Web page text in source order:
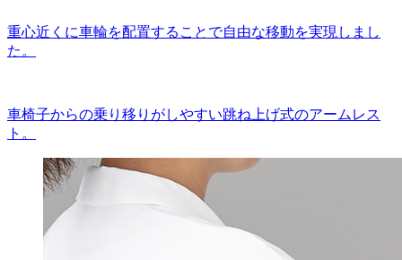
重心近くに車輪を配置することで自由な移動を実現しまし
た。
車椅子からの乗り移りがしやすい跳ね上げ式のアームレス
ト。